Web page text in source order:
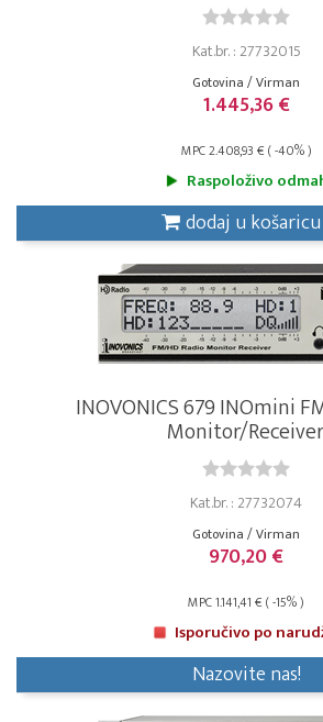
Kat.br. : 27732015
Gotovina / Virman
1.445,36 €
MPC 2.408,93 € ( -40% )
Raspoloživo
dodaj u košaricu
INOVONICS 679 INOmini
Monitor/
Kat.br. : 27732074
Gotovina / Virman
970,20 €
MPC 1.141,41 € ( -15% )
Isporučivo po
Nazovite nas!